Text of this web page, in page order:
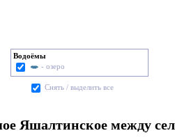
Водоёмы
- озеро
Cнять / выделить все
Яшалтинское между